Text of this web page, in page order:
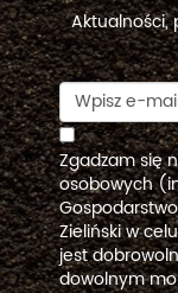
Aktualności,
Zgadzam się
osobowych
Zieliński w
jest
dowolnym